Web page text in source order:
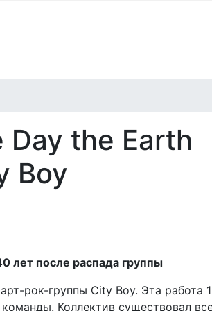
the Earth
Boy
лет после распада группы
рок-группы City Boy. Эта работа
Коллектив существовал